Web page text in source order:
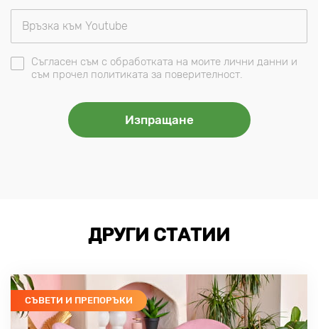
Съгласен съм с обработката на моите лични данни и
съм прочел политиката за поверителност.
ДРУГИ СТАТИИ
СЪВЕТИ И ПРЕПОРЪКИ